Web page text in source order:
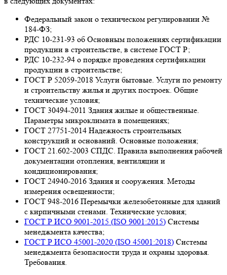
Федеральный закон о техническом регулировании №
184-ФЗ;
РДС 10-231-93 об Основным положениях сертификации
продукции в строительстве, в системе ГОСТ Р;
РДС 10-232-94 о порядке проведения сертификации
продукции в строительстве;
ГОСТ Р 52059-2018 Услуги бытовые. Услуги по ремонту
и строительству жилья и других построек. Общие
технические условия;
ГОСТ 30494-2011 Здания жилые и общественные.
Параметры микроклимата в помещениях;
ГОСТ 27751-2014 Надежность строительных
конструкций и оснований. Основные положения;
ГОСТ 21.602-2003 СПДС. Правила выполнения рабочей
документации отопления, вентиляции и
кондиционирования;
ГОСТ 24940-2016 Здания и сооружения. Методы
измерения освещенности;
ГОСТ 948-2016 Перемычки железобетонные для зданий
с кирпичными стенами. Технические условия;
ГОСТ Р ИСО 9001-2015 (ISO 9001:2015) Системы
менеджмента качества;
ГОСТ Р ИСО 45001-2020 (ISO 45001:2018) Системы
менеджмента безопасности труда и охраны здоровья.
Требования.